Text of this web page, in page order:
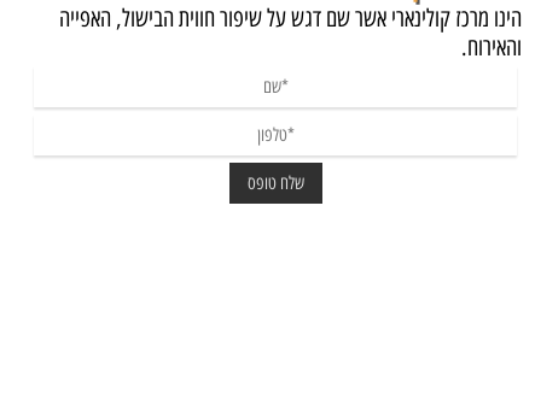
הינו מרכז קולינארי אשר שם דגש על שיפור חווית הבישול, האפייה
והאירוח.